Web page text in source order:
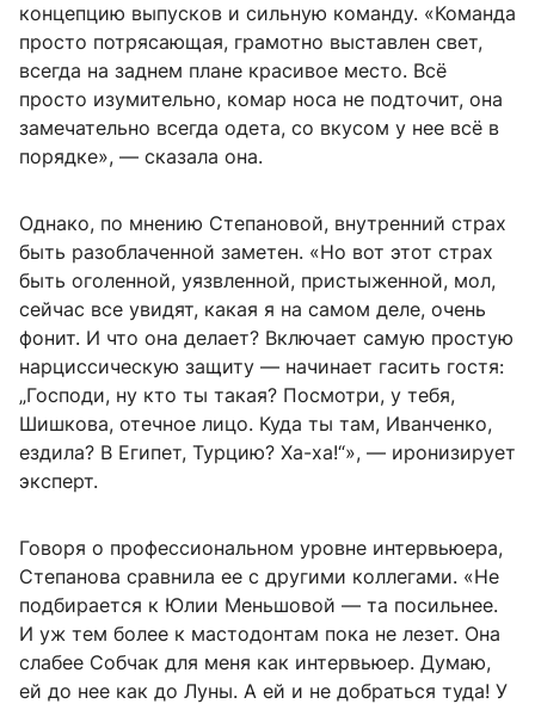
концепцию выпусков и сильную команду. «Команда
просто потрясающая, грамотно выставлен свет,
всегда на заднем плане красивое место. Всё
просто изумительно, комар носа не подточит, она
замечательно всегда одета, со вкусом у нее всё в
порядке», — сказала она.
Однако, по мнению Степановой, внутренний страх
быть разоблаченной заметен. «Но вот этот страх
быть оголенной, уязвленной, пристыженной, мол,
сейчас все увидят, какая я на самом деле, очень
фонит. И что она делает? Включает самую простую
нарциссическую защиту — начинает гасить гостя:
„Господи, ну кто ты такая? Посмотри, у тебя,
Шишкова, отечное лицо. Куда ты там, Иванченко,
ездила? В Египет, Турцию? Ха-ха!“», — иронизирует
эксперт.
Говоря о профессиональном уровне интервьюера,
Степанова сравнила ее с другими коллегами. «Не
подбирается к Юлии Меньшовой — та посильнее.
И уж тем более к мастодонтам пока не лезет. Она
слабее Собчак для меня как интервьюер. Думаю,
ей до нее как до Луны. А ей и не добраться туда! У